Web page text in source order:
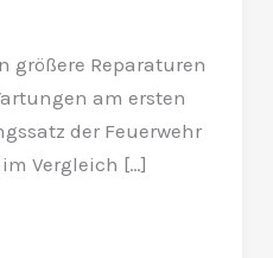
größere Reparaturen
am ersten
der Feuerwehr
Vergleich […]